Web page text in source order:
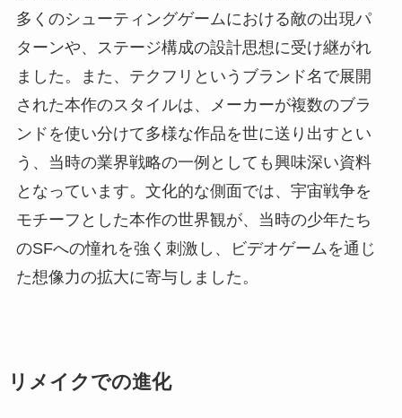
多くのシューティングゲームにおける敵の出現パ
ターンや、ステージ構成の設計思想に受け継がれ
ました。また、テクフリというブランド名で展開
された本作のスタイルは、メーカーが複数のブラ
ンドを使い分けて多様な作品を世に送り出すとい
う、当時の業界戦略の一例としても興味深い資料
となっています。文化的な側面では、宇宙戦争を
モチーフとした本作の世界観が、当時の少年たち
のSFへの憧れを強く刺激し、ビデオゲームを通じ
た想像力の拡大に寄与しました。
リメイクでの進化